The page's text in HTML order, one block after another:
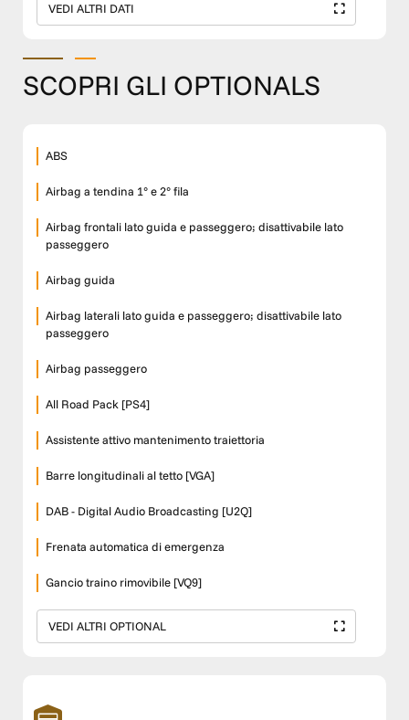
VEDI ALTRI DATI
SCOPRI GLI OPTIONALS
ABS
Airbag a tendina 1° e 2° fila
Airbag frontali lato guida e passeggero; disattivabile lato
passeggero
Airbag guida
Airbag laterali lato guida e passeggero; disattivabile lato
passeggero
Airbag passeggero
All Road Pack [PS4]
Assistente attivo mantenimento traiettoria
Barre longitudinali al tetto [VGA]
DAB - Digital Audio Broadcasting [U2Q]
Frenata automatica di emergenza
Gancio traino rimovibile [VQ9]
VEDI ALTRI OPTIONAL